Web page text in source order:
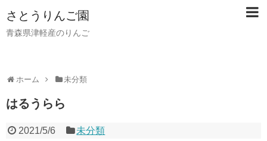
さとうりんご園
青森県津軽産のりんご
ホーム 未分類
はるうらら
2021/5/6 未分類